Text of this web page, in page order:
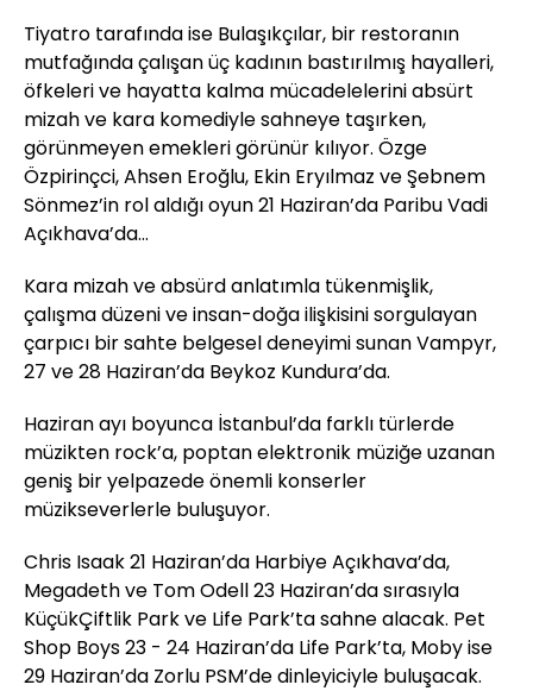
Tiyatro tarafında ise Bulaşıkçılar, bir restoranın
mutfağında çalışan üç kadının bastırılmış hayalleri,
öfkeleri ve hayatta kalma mücadelelerini absürt
mizah ve kara komediyle sahneye taşırken,
görünmeyen emekleri görünür kılıyor. Özge
Özpirinçci, Ahsen Eroğlu, Ekin Eryılmaz ve Şebnem
Sönmez’in rol aldığı oyun 21 Haziran’da Paribu Vadi
Açıkhava’da…
Kara mizah ve absürd anlatımla tükenmişlik,
çalışma düzeni ve insan-doğa ilişkisini sorgulayan
çarpıcı bir sahte belgesel deneyimi sunan Vampyr,
27 ve 28 Haziran’da Beykoz Kundura’da.
Haziran ayı boyunca İstanbul’da farklı türlerde
müzikten rock’a, poptan elektronik müziğe uzanan
geniş bir yelpazede önemli konserler
müzikseverlerle buluşuyor.
Chris Isaak 21 Haziran’da Harbiye Açıkhava’da,
Megadeth ve Tom Odell 23 Haziran’da sırasıyla
KüçükÇiftlik Park ve Life Park’ta sahne alacak. Pet
Shop Boys 23 - 24 Haziran’da Life Park’ta, Moby ise
29 Haziran’da Zorlu PSM’de dinleyiciyle buluşacak.